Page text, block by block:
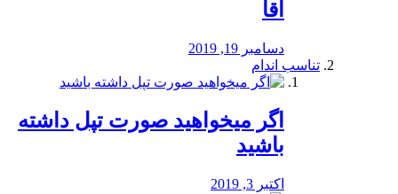
آقا
دسامبر 19, 2019
تناسب اندام
اگر میخواهید صورت تپل داشته
باشید
اکتبر 3, 2019